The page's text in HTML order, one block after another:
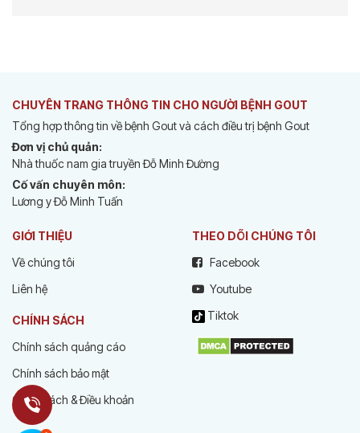
CHUYÊN TRANG THÔNG TIN CHO NGƯỜI BỆNH GOUT
Tổng hợp thông tin về bệnh Gout và cách điều trị bệnh Gout
Đơn vị chủ quản:
Nhà thuốc nam gia truyền Đỗ Minh Đường
Cố vấn chuyên môn:
Lương y Đỗ Minh Tuấn
GIỚI THIỆU
Về chúng tôi
Liên hệ
CHÍNH SÁCH
Chính sách quảng cáo
Chính sách bảo mật
Chính sách & Điều khoản
THEO DÕI CHÚNG TÔI
Facebook
Youtube
Tiktok